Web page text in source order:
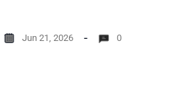
Jun 21, 2026 0